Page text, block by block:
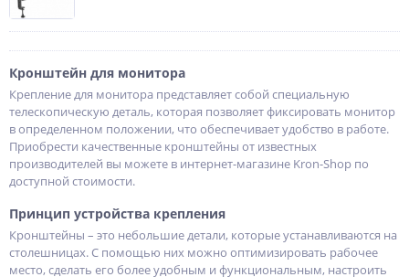
Кронштейн для монитора
Крепление для монитора представляет собой специальную
телескопическую деталь, которая позволяет фиксировать монитор
в определенном положении, что обеспечивает удобство в работе.
Приобрести качественные кронштейны от известных
производителей вы можете в интернет-магазине Kron-Shop по
доступной стоимости.
Принцип устройства крепления
Кронштейны – это небольшие детали, которые устанавливаются на
столешницах. С помощью них можно оптимизировать рабочее
место, сделать его более удобным и функциональным, настроить